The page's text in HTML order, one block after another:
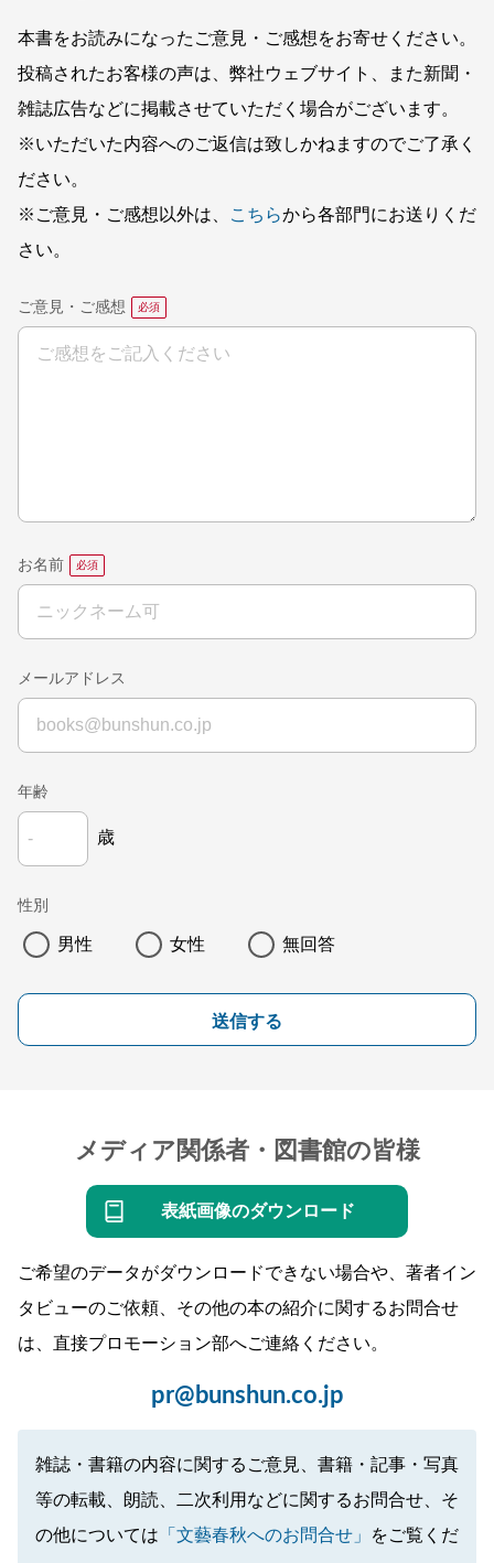
本書をお読みになったご意見・ご感想をお寄せください。
投稿されたお客様の声は、弊社ウェブサイト、また新聞・
雑誌広告などに掲載させていただく場合がございます。
※いただいた内容へのご返信は致しかねますのでご了承く
ださい。
※ご意見・ご感想以外は、
こちらから各部門にお送りくだ
さい。
ご意見・ご感想
お名前
メールアドレス
年齢
歳
性別
男性 女性 無回答
送信する
メディア関係者・図書館の皆様
表紙画像のダウンロード
ご希望のデータがダウンロードできない場合や、著者イン
タビューのご依頼、その他の本の紹介に関するお問合せ
は、直接プロモーション部へご連絡ください。
pr@bunshun.co.jp
雑誌・書籍の内容に関するご意見、書籍・記事・写真
等の転載、朗読、二次利用などに関するお問合せ、そ
の他については 「文藝春秋へのお問合せ」
をご覧くだ